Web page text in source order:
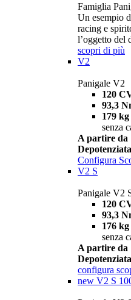
Famiglia
Un esempio
racing e
l’oggetto del
scopri di più
V2
Panigale V2
120
93,3
179 kg
senza
A partire da
Configura
V2 S
Panigale V2
120
93,3
176 kg
senza
A partire da
configura
new V2 S